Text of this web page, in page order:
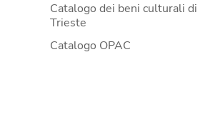
Catalogo dei beni culturali di
Trieste
Catalogo OPAC